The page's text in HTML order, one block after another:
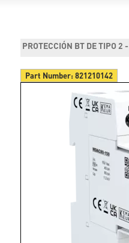
PROTECCIÓN BT DE TIPO 2
Part Number:821210142